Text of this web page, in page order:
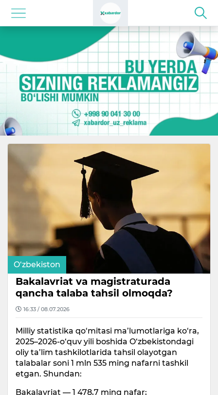
O‘zbekiston
Bakalavriat va magistraturada
qancha talaba tahsil olmoqda?
16:33 / 08.07.2026
Milliy statistika qo‘mitasi ma’lumotlariga ko‘ra,
2025–2026-o‘quv yili boshida O‘zbekistondagi
oliy ta’lim tashkilotlarida tahsil olayotgan
talabalar soni 1 mln 535 ming nafarni tashkil
etgan. Shundan:
Bakalavriat — 1 478,7 ming nafar;